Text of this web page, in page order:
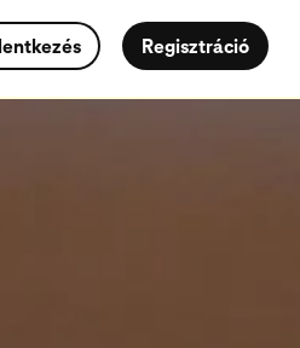
Regisztráció